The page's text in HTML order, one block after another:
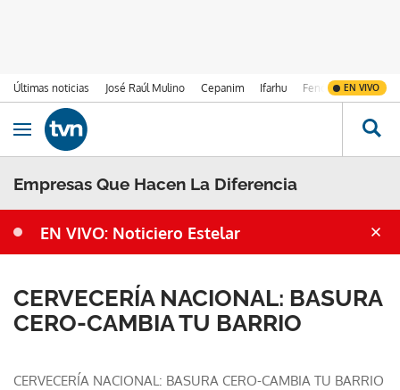
Últimas noticias José Raúl Mulino Cepanim Ifarhu Fenómeno de El
EN VIVO
Ir al contenido
Obrir navegació
Empresas Que Hacen La Diferencia
EN VIVO: Noticiero Estelar
CERVECERÍA NACIONAL: BASURA
CERO-CAMBIA TU BARRIO
CERVECERÍA NACIONAL: BASURA CERO-CAMBIA TU BARRIO